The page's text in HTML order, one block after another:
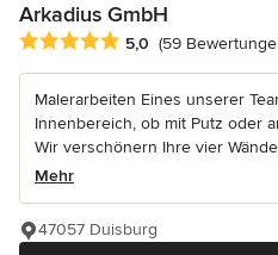
Arkadius GmbH
Durchschnittliche Bewertung:
5,0 (59
Malerarbeiten Eines unserer
Innenbereich, ob mit Putz oder
Wir verschönern Ihre vier
Mehr
47057 Duisburg